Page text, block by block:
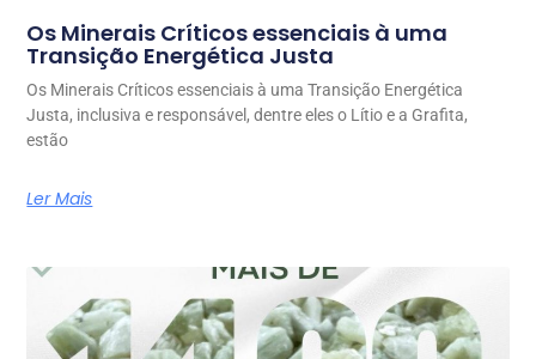
Os Minerais Críticos essenciais à uma
Transição Energética Justa
Os Minerais Críticos essenciais à uma Transição Energética
Justa, inclusiva e responsável, dentre eles o Lítio e a Grafita,
estão
Ler Mais